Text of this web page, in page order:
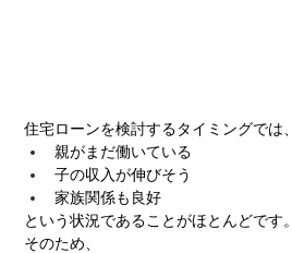
住宅ローンを検討するタイミングでは、
親がまだ働いている
子の収入が伸びそう
家族関係も良好
という状況であることがほとんどです。
そのため、